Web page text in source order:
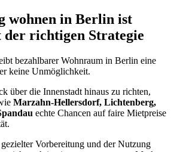
wohnen in Berlin ist
richtigen Strategie
bezahlbarer Wohnraum in Berlin eine
keine Unmöglichkeit.
über die Innenstadt hinaus zu richten,
Marzahn-Hellersdorf, Lichtenberg,
echte Chancen auf faire Mietpreise
Vorbereitung und der Nutzung